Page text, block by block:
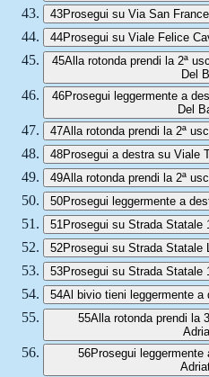
43Prosegui su Via San
44Prosegui su Viale Felice
45Alla rotonda prendi la 2ª
Del
46Prosegui leggermente a
Del
47Alla rotonda prendi la 2ª
48Prosegui a destra su Viale
49Alla rotonda prendi la 2ª
50Prosegui leggermente a
51 Prosegui su Strada Statale
52Prosegui su Strada Statale
53Prosegui su Strada Statale
54Al bivio tieni leggermente a
55Alla rotonda prendi la
56Prosegui